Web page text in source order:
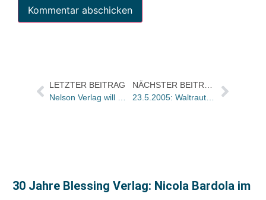
LETZTER BEITRAG
30 Jahre Blessing Verlag: Nicola Bardola im